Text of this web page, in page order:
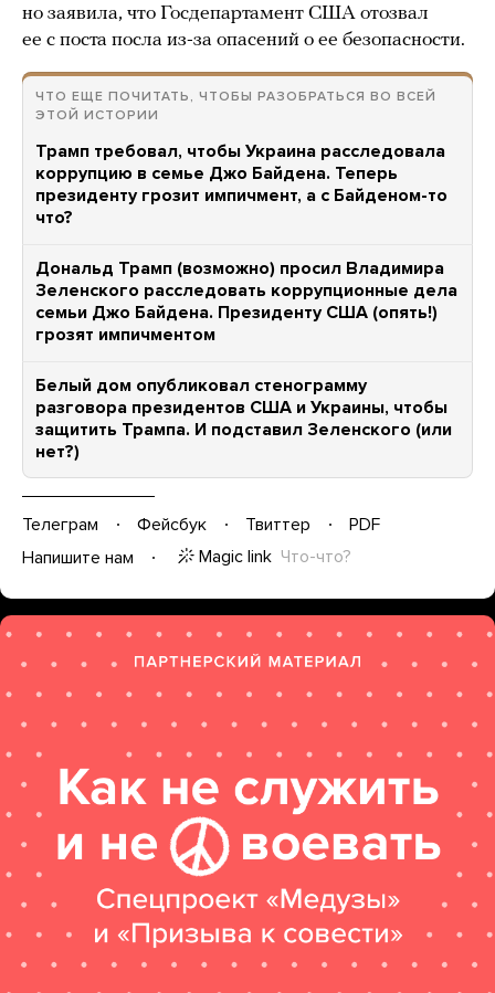
но заявила, что Госдепартамент США отозвал
ее с поста посла из-за опасений о ее безопасности.
ЧТО ЕЩЕ ПОЧИТАТЬ, ЧТОБЫ РАЗОБРАТЬСЯ ВО ВСЕЙ
ЭТОЙ ИСТОРИИ
Трамп требовал, чтобы Украина расследовала
коррупцию в семье Джо Байдена. Теперь
президенту грозит импичмент, а с Байденом-то
что?
Дональд Трамп (возможно) просил Владимира
Зеленского расследовать коррупционные дела
семьи Джо Байдена. Президенту США (опять!)
грозят импичментом
Белый дом опубликовал стенограмму
разговора президентов США и Украины, чтобы
защитить Трампа. И подставил Зеленского (или
нет?)
Телеграм Фейсбук Твиттер
PDF
Напишите нам
Magic link Что-что?